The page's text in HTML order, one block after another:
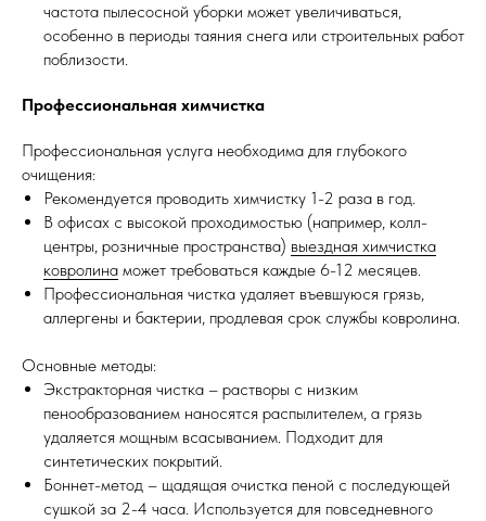
частота пылесосной уборки может увеличиваться,
особенно в периоды таяния снега или строительных работ
поблизости.
Профессиональная химчистка
Профессиональная услуга необходима для глубокого
очищения:
Рекомендуется проводить химчистку 1-2 раза в год.
В офисах с высокой проходимостью (например, колл-
центры, розничные пространства) выездная химчистка
ковролина может требоваться каждые 6-12 месяцев.
Профессиональная чистка удаляет въевшуюся грязь,
аллергены и бактерии, продлевая срок службы ковролина.
Основные методы:
Экстракторная чистка – растворы с низким
пенообразованием наносятся распылителем, а грязь
удаляется мощным всасыванием. Подходит для
синтетических покрытий.
Боннет-метод – щадящая очистка пеной с последующей
сушкой за 2-4 часа. Используется для повседневного